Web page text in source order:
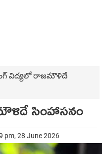
విద్యలో రాజమౌళిదే
సింహాసనం
pm, 28 June 2026